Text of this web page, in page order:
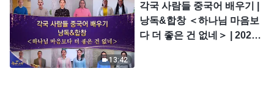
13:42
각국 사람들 중국어 배우기 |
낭독&합창 ＜하나님 마음보
다 더 좋은 건 없네＞ | 2026